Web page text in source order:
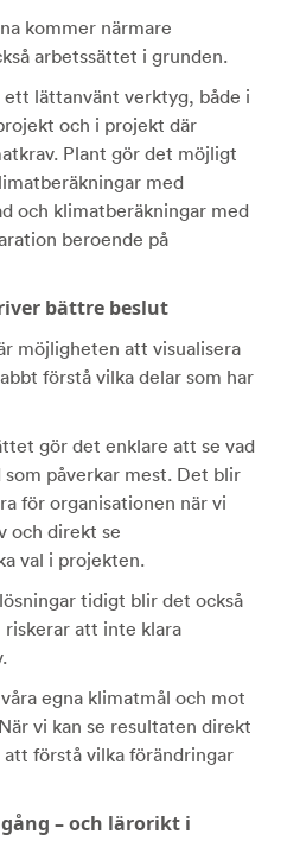
kommer närmare
arbetssättet i grunden.
ett lättanvänt verktyg, både i
och i projekt där
Plant gör det möjligt
med
och klimatberäkningar med
beroende på
bättre beslut
möjligheten att visualisera
förstå vilka delar som har
gör det enklare att se vad
påverkar mest. Det blir
för organisationen när vi
och direkt se
val i projekten.
tidigt blir det också
att inte klara
egna klimatmål och mot
vi kan se resultaten direkt
förstå vilka förändringar
– och lärorikt i